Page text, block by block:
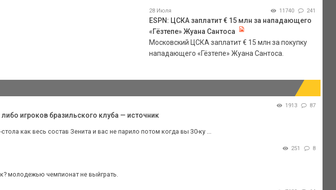
28 Июля 11740 241
ESPN: ЦСКА заплатит € 15 млн за нападающего
«Гёзтепе» Жуана Сантоса
Московский ЦСКА заплатит € 15 млн за покупку
нападающего «Гёзтепе» Жуана Сантоса.
1913 87
игроков бразильского клуба — источник
как весь состав Зенита и вас не парило потом когда вы 30-ку ...
251 8
молодежью чемпионат не выйграть.